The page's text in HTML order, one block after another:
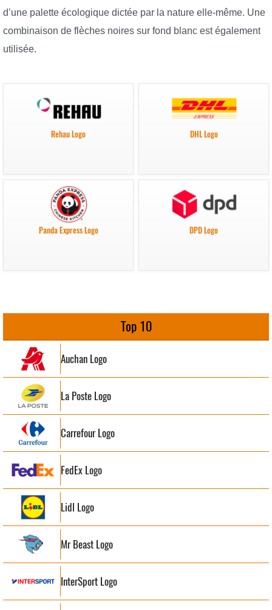
d’une palette écologique dictée par la nature elle-même. Une
combinaison de flèches noires sur fond blanc est également
utilisée.
Rehau Logo DHL Logo
Panda Express Logo DPD Logo
Top 10
Auchan Logo
La Poste Logo
Carrefour Logo
FedEx Logo
Lidl Logo
Mr Beast Logo
InterSport Logo